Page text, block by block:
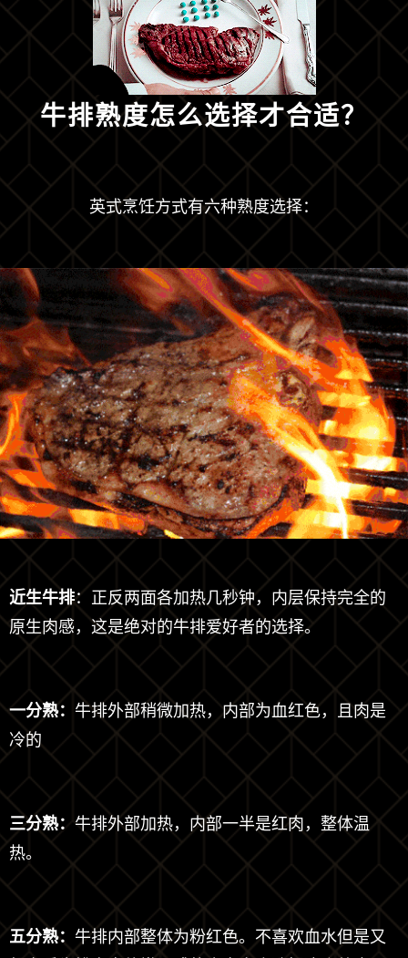
牛排熟度怎么选择才合适？
英式烹饪方式有六种熟度选择：
近生牛排：正反两面各加热几秒钟，内层保持完全的
原生肉感，这是绝对的牛排爱好者的选择。
一分熟： 牛排外部稍微加热，内部为血红色，且肉是
冷的
三分熟：牛排外部加热，内部一半是红肉，整体温
热。
五分熟： 牛排内部整体为粉红色。不喜欢血水但是又